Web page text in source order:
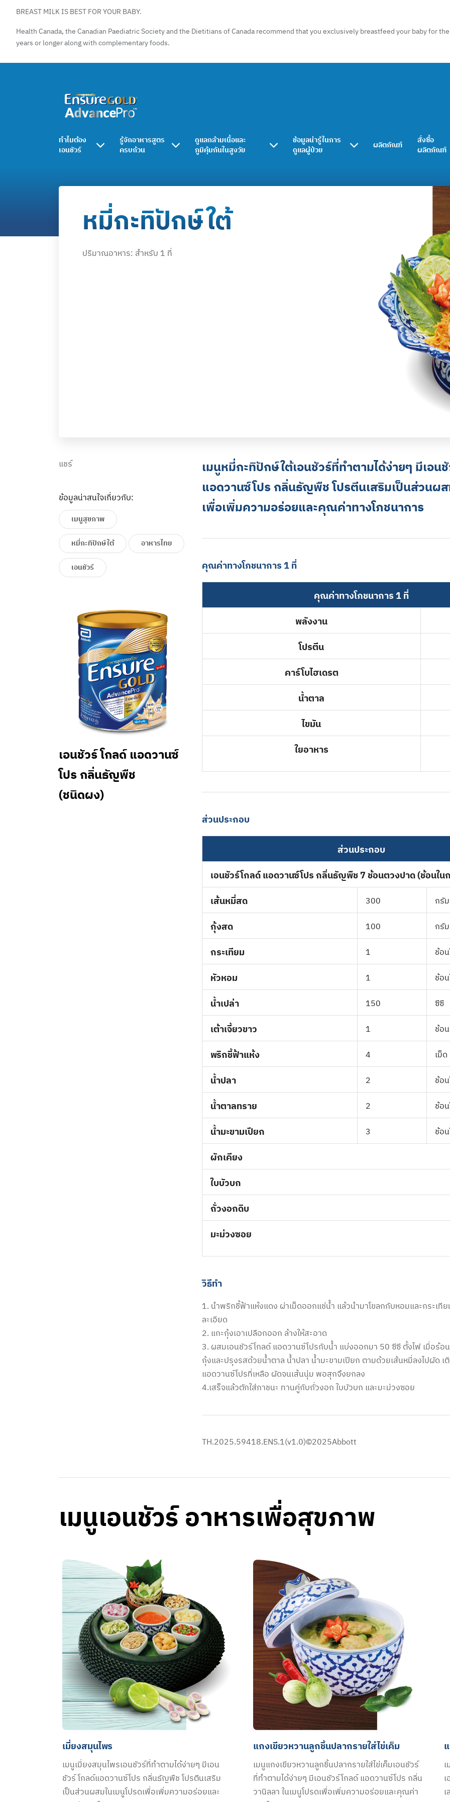
BREAST MILK IS BEST FOR YOUR BABY.
Health Canada, the Canadian Paediatric Society and the Dietitians of Canada recommend that you exclusively breastfeed your baby for
years or longer along with complementary foods.
ทำไมต้อง
เอนชัวร์
รู้จักอาหารสูตร
ครบถ้วน
ดูแลกล้ามเนื้อและ
ภูมิคุ้มกันในสูงวัย
ข้อมูลน่ารู้ในการ
ดูแลผู้ป่วย
ผลิตภัณฑ์
สั่งซื้อ
ผลิตภัณฑ์
หมี่กะทิปักษ์ใต้
ปริมาณอาหาร: สำหรับ 1 ที่
แชร์
ข้อมูลน่าสนใจเกี่ยวกับ:
เมนูสุขภาพ
หมี่กะทิปักษ์ใต้ อาหารไทย
เอนชัวร์
เอนชัวร์ โกลด์ แอดวานซ์
โปร กลิ่นธัญพืช
(ชนิดผง)
เมนูหมี่กะทิปักษ์ใต้เอนชัวร์ที่ทำตามได้ง่ายๆ มีเอน
แอดวานซ์โปร กลิ่นธัญพืช โปรตีนเสริมเป็นส่วนผส
เพื่อเพิ่มความอร่อยและคุณค่าทางโภชนาการ
คุณค่าทางโภชนาการ 1 ที่
คุณค่าทางโภชนาการ 1 ที่
พลังงาน
โปรตีน
คาร์โบไฮเดรต
น้ำตาล
ไขมัน
ใยอาหาร
ส่วนประกอบ
ส่วนประกอบ
เอนชัวร์โกลด์ แอดวานซ์โปร กลิ่นธัญพืช 7 ช้อนตวงปาด (ช้อนใน
เส้นหมี่สด
300 กรัม
กุ้งสด 100 กรัม
กระเทียม 1 ช้อ
หัวหอม 1 ช้อ
น้ำเปล่า 150 ซีซี
เต้าเจี้ยวขาว 1 ช้อ
พริกชี้ฟ้าแห้ง 4 เม็ด
น้ำปลา 2 ช้อ
น้ำตาลทราย 2 ช้อ
น้ำมะขามเปียก 3 ช้อ
ผักเคียง
ใบบัวบก
ถั่วงอกดิบ
มะม่วงซอย
วิธีทำ
1. นำพริกชี้ฟ้าแห้งแดง ผ่าเม็ดออกแช่น้ำ แล้วนำมาโขลกกับหอมและกระเทีย
ละเอียด
2. แกะกุ้งเอาเปลือกออก ล้างให้สะอาด
3. ผสมเอนชัวร์โกลด์ แอดวานซ์โปรกับน้ำ แบ่งออกมา 50 ซีซี ตั้งไฟ เมื่อร้อ
กุ้งและปรุงรสด้วยน้ำตาล น้ำปลา น้ำมะขามเปียก ตามด้วยเส้นหมี่ลงไปผัด เ
แอดวานซ์โปรที่เหลือ ผัดจนเส้นนุ่ม พอสุกจึงยกลง
4.เสร็จแล้วตักใส่ภาชนะ ทานคู่กับถั่วงอก ใบบัวบก และมะม่วงซอย
TH.2025.59418.ENS.1(v1.0)©2025Abbott​
เมนูเอนชัวร์ อาหารเพื่อสุขภาพ
เมี่ยงสมุนไพร
เมนูเมี่ยงสมุนไพรเอนชัวร์ที่ทำตามได้ง่ายๆ มีเอน
ชัวร์ โกลด์แอดวานซ์โปร กลิ่นธัญพืช โปรตีนเสริม
เป็นส่วนผสมในเมนูโปรดเพื่อเพิ่มความอร่อยและ
แกงเขียวหวานลูกชิ้นปลากรายใส่ไข่เค็ม
เมนูแกงเขียวหวานลูกชิ้นปลากรายใส่ไข่เค็มเอนชัวร์
ที่ทำตามได้ง่ายๆ มีเอนชัวร์โกลด์ แอดวานซ์โปร กลิ่น
วานิลลา ในเมนูโปรดเพื่อเพิ่มความอร่อยและคุณค่า